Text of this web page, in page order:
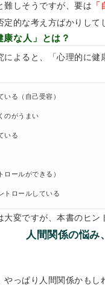
難しそうですが、要は
定的な考え方ばかりし
康な人」とは？
によると、「心理的に
る（自己受容）
のがうまい
いる
ールができる）
トロールしている
変ですが、本書のヒン
人間関係の悩み
っぱり人間関係かも